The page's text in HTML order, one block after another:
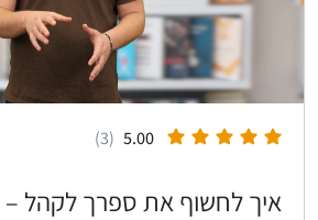
5.00
(3)
איך לחשוף את ספרך לקהל –